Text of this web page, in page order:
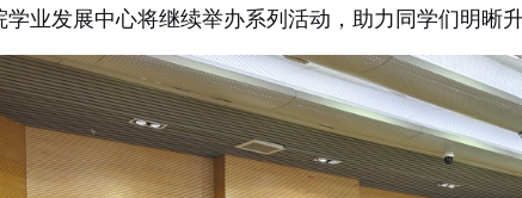
学业发展中心将继续举办系列活动，助力同学们明晰